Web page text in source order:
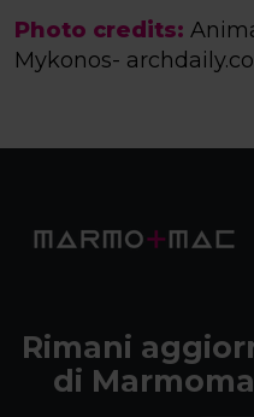
Photo credits:
Mykonos-
Rimani
di